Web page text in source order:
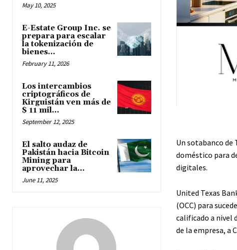
May 10, 2025
E-Estate Group Inc. se
prepara para escalar
la tokenización de
bienes...
February 11, 2026
Los intercambios
criptográficos de
Kirguistán ven más de
$ 11 mil...
September 12, 2025
El salto audaz de
Pakistán hacia Bitcoin
Mining para
aprovechar la...
June 11, 2025
Un sotabanco de
doméstico para
digitales.
United Texas
(OCC) para
calificado a nivel
de la empresa, a